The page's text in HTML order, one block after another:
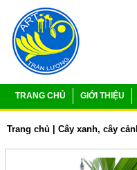
TRANG CHỦ GIỚI THIỆU
Trang chủ Cây xanh, cây